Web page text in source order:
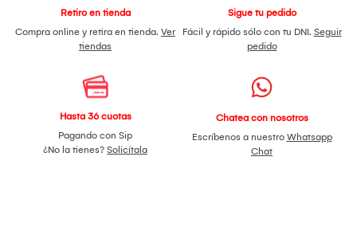
Retiro en tienda
Compra online y retira en tienda. Ver
tiendas
Sigue tu pedido
Fácil y rápido sólo con tu DNI. Seguir
pedido
Hasta 36 cuotas
Pagando con Sip
¿No la tienes? Solicítala
Chatea con nosotros
Escríbenos a nuestro Whatsapp
Chat